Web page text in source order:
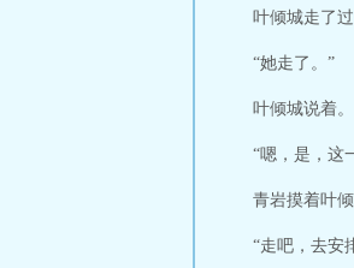
叶倾城走了
“她走了。”
叶倾城说着。
“嗯，是，这
青岩摸着叶
“走吧，去安